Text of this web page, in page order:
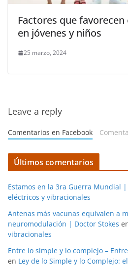
Factores que
en jóvenes y niños
25 marzo, 2024
Leave a reply
Comentarios en Facebook
Últimos comentarios
Estamos en la 3ra Guerra Mundial |
eléctricos y vibracionales
Antenas más vacunas equivalen a
neuromodulación | Doctor Stokes
vibracionales
Entre lo simple y lo complejo –
en Ley de lo Simple y lo Complejo: